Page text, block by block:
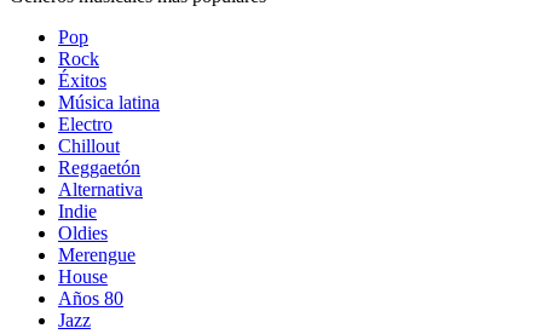
Pop
Rock
Éxitos
Música latina
Electro
Chillout
Reggaetón
Alternativa
Indie
Oldies
Merengue
House
Años 80
Jazz